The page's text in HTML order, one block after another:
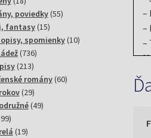
–
–
–
produktov
poviedky 5555
fantasy 1515
produktov
spomienky 1010
736736
213213
produktov
romány 6060
2929
produktov
4949
199
produktov
1919